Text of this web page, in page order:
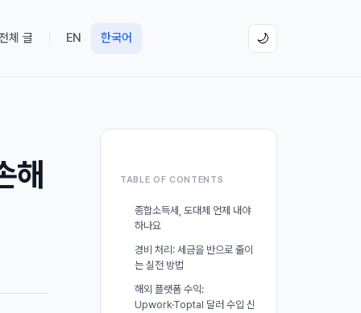
체 글 EN 한국어 🌙
해
TABLE OF CONTENTS
종합소득세, 도대체 언제 내야
하나요
경비 처리: 세금을 반으로 줄이
는 실전 방법
해외 플랫폼 수익:
Upwork·Toptal 달러 수입 신